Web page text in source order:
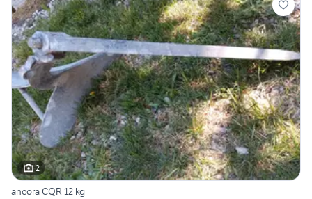
2
ancora CQR 12 kg